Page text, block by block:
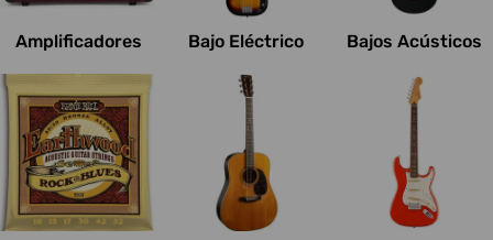
Amplificadores Bajo Eléctrico Bajos Acústicos